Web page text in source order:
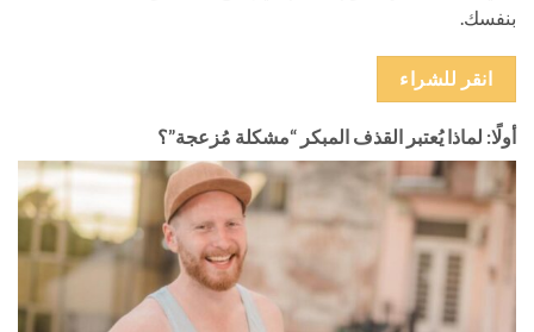
بنفسك.
انقر للشراء
أولًا: لماذا يُعتبر القذف المبكر “مشكلة مُزعجة”؟